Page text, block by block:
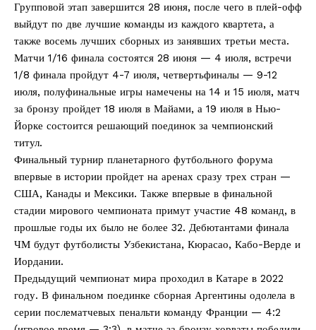
Групповой этап завершится 28 июня, после чего в плей-офф
выйдут по две лучшие команды из каждого квартета, а
также восемь лучших сборных из занявших третьи места.
Матчи 1/16 финала состоятся 28 июня — 4 июля, встречи
1/8 финала пройдут 4-7 июля, четвертьфиналы — 9-12
июля, полуфинальные игры намечены на 14 и 15 июля, матч
за бронзу пройдет 18 июля в Майами, а 19 июля в Нью-
Йорке состоится решающий поединок за чемпионский
титул.
Финальный турнир планетарного футбольного форума
впервые в истории пройдет на аренах сразу трех стран —
США, Канады и Мексики. Также впервые в финальной
стадии мирового чемпионата примут участие 48 команд, в
прошлые годы их было не более 32. Дебютантами финала
ЧМ будут футболисты Узбекистана, Кюрасао, Кабо-Верде и
Иордании.
Предыдущий чемпионат мира проходил в Катаре в 2022
году. В финальном поединке сборная Аргентины одолела в
серии послематчевых пенальти команду Франции — 4:2